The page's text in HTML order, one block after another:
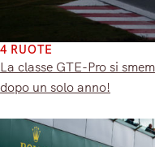
4 RUOTE
La classe GTE-Pro si
dopo un solo anno!